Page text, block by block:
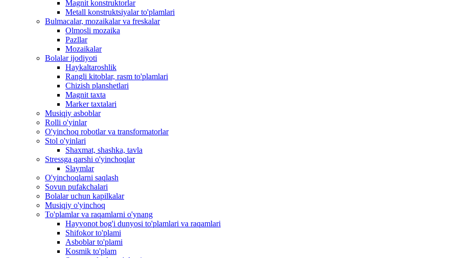
Magnit konstruktorlar
Metall konstruktsiyalar to'plamlari
Bulmacalar, mozaikalar va freskalar
Olmosli mozaika
Pazllar
Mozaikalar
Bolalar ijodiyoti
Haykaltaroshlik
Rangli kitoblar, rasm to'plamlari
Chizish planshetlari
Magnit taxta
Marker taxtalari
Musiqiy asboblar
Rolli o'yinlar
O'yinchoq robotlar va transformatorlar
Stol o'yinlari
Shaxmat, shashka, tavla
Stressga qarshi o'yinchoqlar
Slaymlar
O'yinchoqlarni saqlash
Sovun pufakchalari
Bolalar uchun kapilkalar
Musiqiy o'yinchoq
To'plamlar va raqamlarni o'ynang
Hayvonot bog'i dunyosi to'plamlari va raqamlari
Shifokor to'plami
Asboblar to'plami
Kosmik to'plam